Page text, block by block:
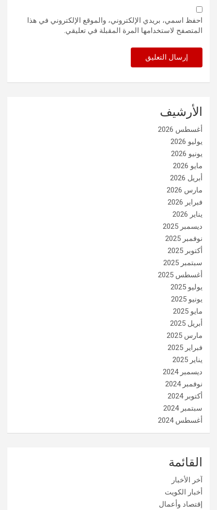
احفظ اسمي، بريدي الإلكتروني، والموقع الإلكتروني في هذا
المتصفح لاستخدامها المرة المقبلة في تعليقي.
الأرشيف
أغسطس 2026
يوليو 2026
يونيو 2026
مايو 2026
أبريل 2026
مارس 2026
فبراير 2026
يناير 2026
ديسمبر 2025
نوفمبر 2025
أكتوبر 2025
سبتمبر 2025
أغسطس 2025
يوليو 2025
يونيو 2025
مايو 2025
أبريل 2025
مارس 2025
فبراير 2025
يناير 2025
ديسمبر 2024
نوفمبر 2024
أكتوبر 2024
سبتمبر 2024
أغسطس 2024
القائمة
آخر الأخبار
أخبار الكويت
إقتصاد وأعمال